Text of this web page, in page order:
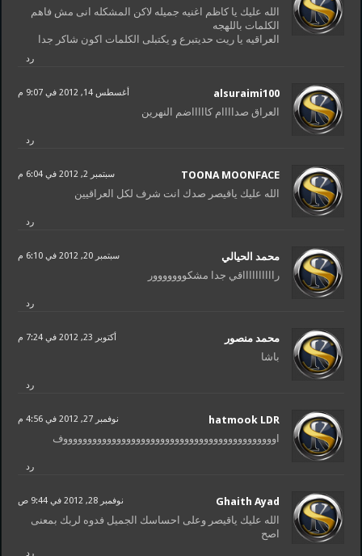
الله عليك يا كاظم اغنيه جميله لاكن المشكله انى مش فاهم
الكلمات باللهجه
العراقيه يا ريت حديتبرع و يكتبلى الكلمات اكون شاكر جدا
رد
alsuraimi100 أغسطس 14, 2012 في 9:07 م
العراق صداااام كاااااضم النهرين
رد
TOONA MOONFACE سبتمبر 2, 2012 في 6:04 م
الله عليك ياقيصر صدك انت شرف لكل العراقيين
رد
محمد الحيالي سبتمبر 20, 2012 في 6:10 م
رااااااااااقي جدا مشكووووووور
رد
محمد منصور أكتوبر 23, 2012 في 7:24 م
باشا
رد
hatmook LDR نوفمبر 27, 2012 في 4:56 م
اووووووووووووووووووووووووووووووووووووووووووووف
رد
Ghaith Ayad نوفمبر 28, 2012 في 9:44 ص
الله عليك ياقيصر وعلى احساسك الجميل فدوه لربك بمعنى
اصح
رد